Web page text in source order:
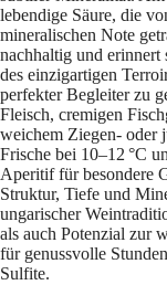
lebendige Säure, die
mineralischen Note
nachhaltig und erinnert
des einzigartigen
perfekter Begleiter zu
Fleisch, cremigen
weichem Ziegen- oder
Frische bei 10–12 °C
Aperitif für besondere
Struktur, Tiefe und
ungarischer
als auch Potenzial zur
für genussvolle
Sulfite.